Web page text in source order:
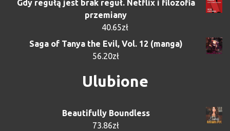
Gdy regułą jest brak reguł. Netflix i filozofia
przemiany
40.65zł
Saga of Tanya the Evil, Vol. 12 (manga)
56.20zł
Ulubione
Beautifully Boundless
73.86zł